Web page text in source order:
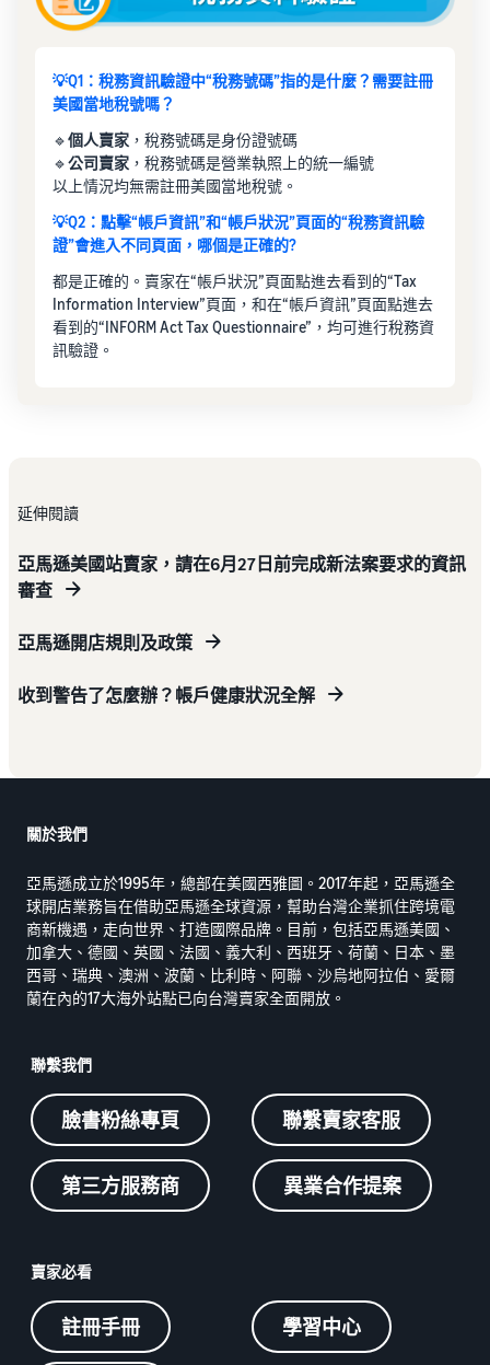
💡Q1：稅務資訊驗證中“稅務號碼”指的是什麼？需要註冊
美國當地稅號嗎？
🔹個人賣家 ，稅務號碼是身份證號碼
🔹公司賣家 ，稅務號碼是營業執照上的統一編號
以上情況均無需註冊美國當地稅號。
💡Q2：點擊“帳戶資訊”和“帳戶狀況”頁面的“稅務資訊驗
證”會進入不同頁面，哪個是正確的?
都是正確的。賣家在“帳戶狀況”頁面點進去看到的“Tax
Information Interview”頁面，和在“帳戶資訊”頁面點進去
看到的“INFORM Act Tax Questionnaire”，均可進行稅務資
訊驗證。
延伸閱讀
亞馬遜美國站賣家，請在6月27日前完成新法案要求的資訊
審查
亞馬遜開店規則及政策
收到警告了怎麼辦？帳戶健康狀況全解
關於我們
亞馬遜成立於1995年，總部在美國西雅圖。2017年起，亞馬遜全
球開店業務旨在借助亞馬遜全球資源，幫助台灣企業抓住跨境電
商新機遇，走向世界、打造國際品牌。目前，包括亞馬遜美國、
加拿大、德國、英國、法國、義大利、西班牙、荷蘭、日本、墨
西哥、瑞典、澳洲、波蘭、比利時、阿聯、沙烏地阿拉伯、愛爾
蘭在內的17大海外站點已向台灣賣家全面開放。
聯繫我們
臉書粉絲專頁 聯繫賣家客服
第三方服務商 異業合作提案
賣家必看
註冊手冊 學習中心